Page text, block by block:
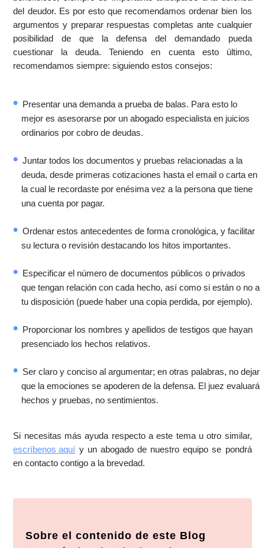
del deudor. Es por esto que recomendamos ordenar bien los
argumentos y preparar respuestas completas ante cualquier
posibilidad de que la defensa del demandado pueda
cuestionar la deuda. Teniendo en cuenta esto último,
recomendamos siempre: siguiendo estos consejos:
Presentar una demanda a prueba de balas. Para esto lo
mejor es asesorarse por un abogado especialista en juicios
ordinarios por cobro de deudas.
Juntar todos los documentos y pruebas relacionadas a la
deuda, desde primeras cotizaciones hasta el email o carta en
la cual le recordaste por enésima vez a la persona que tiene
una cuenta por pagar.
Ordenar estos antecedentes de forma cronológica, y facilitar
su lectura o revisión destacando los hitos importantes.
Especificar el número de documentos públicos o privados
que tengan relación con cada hecho, así como si están o no a
tu disposición (puede haber una copia perdida, por ejemplo).
Proporcionar los nombres y apellidos de testigos que hayan
presenciado los hechos relativos.
Ser claro y conciso al argumentar; en otras palabras, no dejar
que la emociones se apoderen de la defensa. El juez evaluará
hechos y pruebas, no sentimientos.
Si necesitas más ayuda respecto a este tema u otro similar,
escríbenos aquí y un abogado de nuestro equipo se pondrá
en contacto contigo a la brevedad.
Sobre el contenido de este Blog